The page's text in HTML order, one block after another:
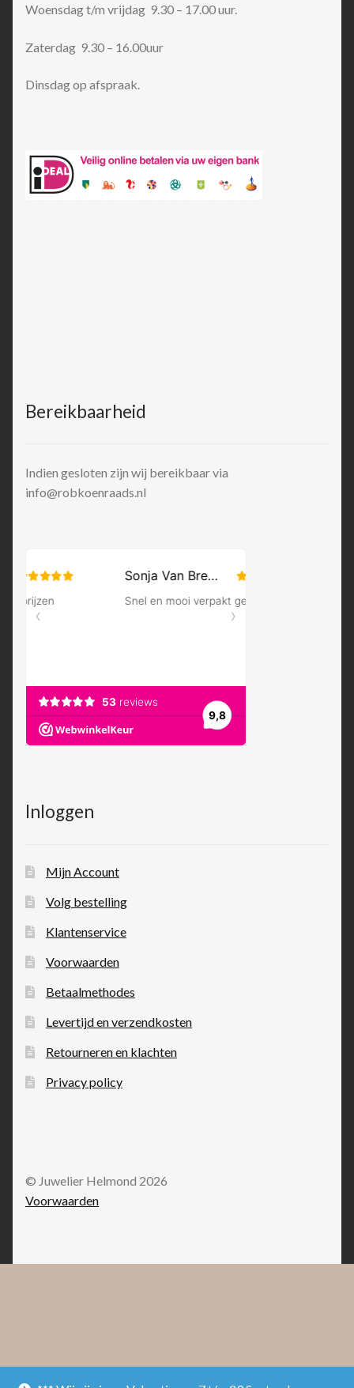
Woensdag t/m vrijdag 9.30 – 17.00 uur.
Zaterdag 9.30 – 16.00uur
Dinsdag op afspraak.
Bereikbaarheid
Indien gesloten zijn wij bereikbaar via
info@robkoenraads.nl
Inloggen
Mijn Account
Volg bestelling
Klantenservice
Voorwaarden
Betaalmethodes
Levertijd en verzendkosten
Retourneren en klachten
Privacy policy
© Juwelier Helmond 2026
Voorwaarden